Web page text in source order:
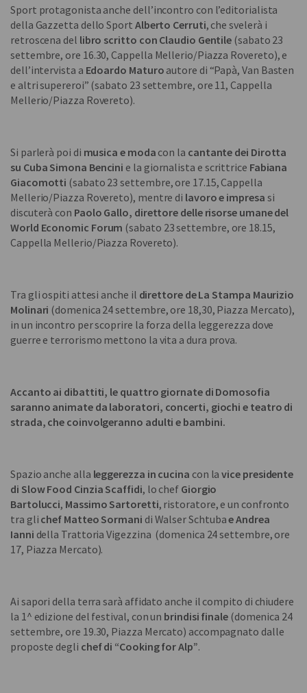
Sport protagonista anche dell’incontro con l’editorialista
della Gazzetta dello Sport Alberto Cerruti, che svelerà i
retroscena del libro scritto con Claudio Gentile (sabato 23
settembre, ore 16.30, Cappella Mellerio/Piazza Rovereto), e
dell’intervista a Edoardo Maturo autore di “Papà, Van Basten
e altri supereroi” (sabato 23 settembre, ore 11, Cappella
Mellerio/Piazza Rovereto).
Si parlerà poi di musica e moda con la cantante dei Dirotta
su Cuba Simona Bencini e la giornalista e scrittrice Fabiana
Giacomotti (sabato 23 settembre, ore 17.15, Cappella
Mellerio/Piazza Rovereto), mentre di lavoro e impresa si
discuterà con Paolo Gallo, direttore delle risorse umane del
World Economic Forum (sabato 23 settembre, ore 18.15,
Cappella Mellerio/Piazza Rovereto).
Tra gli ospiti attesi anche il direttore de La Stampa Maurizio
Molinari (domenica 24 settembre, ore 18,30, Piazza Mercato),
in un incontro per scoprire la forza della leggerezza dove
guerre e terrorismo mettono la vita a dura prova.
Accanto ai dibattiti, le quattro giornate di Domosofia
saranno animate da laboratori, concerti, giochi e teatro di
strada, che coinvolgeranno adulti e bambini.
Spazio anche alla leggerezza in cucina con lavice presidente
di Slow Food Cinzia Scaffidi, lo chef Giorgio
Bartolucci, Massimo Sartoretti, ristoratore, e un confronto
tra gli chef Matteo Sormani di Walser Schtubae Andrea
Ianni della Trattoria Vigezzina (domenica 24 settembre, ore
17, Piazza Mercato).
Ai sapori della terra sarà affidato anche il compito di chiudere
la 1^ edizione del festival, con un brindisi finale (domenica 24
settembre, ore 19.30, Piazza Mercato) accompagnato dalle
proposte degli chef di “Cooking for Alp”.